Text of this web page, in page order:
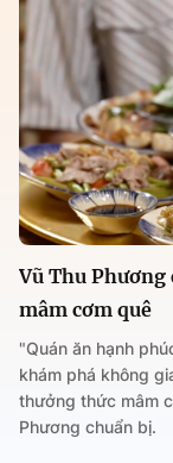
Vũ Thu
mâm cơm quê
"Quán ăn hạnh
khám phá không
thưởng thức mâm
Phương chuẩn bị.